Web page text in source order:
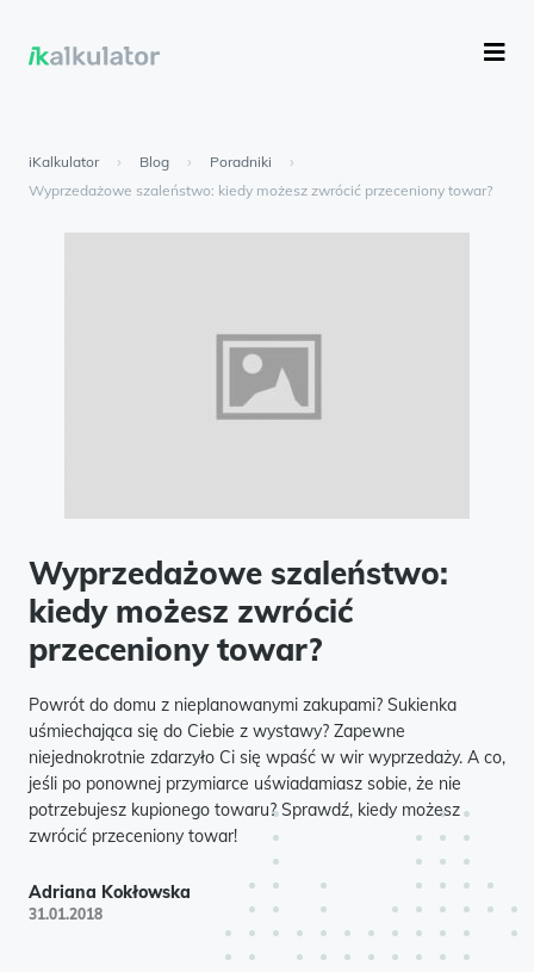
iKalkulator › Blog › Poradniki
›
Wyprzedażowe szaleństwo: kiedy możesz zwrócić przeceniony towar?
Wyprzedażowe szaleństwo:
kiedy możesz zwrócić
przeceniony towar?
Powrót do domu z nieplanowanymi zakupami? Sukienka
uśmiechająca się do Ciebie z wystawy? Zapewne
niejednokrotnie zdarzyło Ci się wpaść w wir wyprzedaży. A co,
jeśli po ponownej przymiarce uświadamiasz sobie, że nie
potrzebujesz kupionego towaru? Sprawdź, kiedy możesz
zwrócić przeceniony towar!
Adriana Kokłowska
31.01.2018